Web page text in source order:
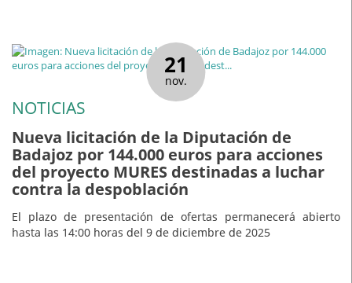
21
nov.
NOTICIAS
Nueva licitación de la Diputación de
Badajoz por 144.000 euros para acciones
del proyecto MURES destinadas a luchar
contra la despoblación
El plazo de presentación de ofertas permanecerá abierto
hasta las 14:00 horas del 9 de diciembre de 2025